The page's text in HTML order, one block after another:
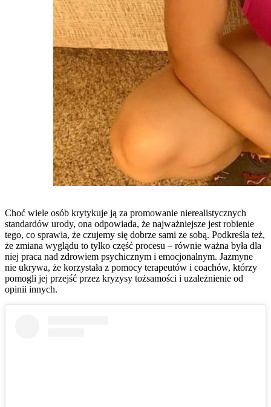
Choć wiele osób krytykuje ją za promowanie nierealistycznych
standardów urody, ona odpowiada, że najważniejsze jest robienie
tego, co sprawia, że czujemy się dobrze sami ze sobą. Podkreśla też,
że zmiana wyglądu to tylko część procesu – równie ważna była dla
niej praca nad zdrowiem psychicznym i emocjonalnym. Jazmyne
nie ukrywa, że korzystała z pomocy terapeutów i coachów, którzy
pomogli jej przejść przez kryzysy tożsamości i uzależnienie od
opinii innych.